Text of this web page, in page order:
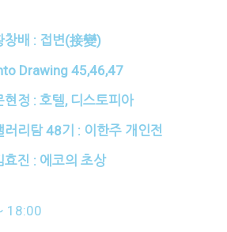
창배 : 접변(接變)
Drawing 45,46,47
현정 : 호텔, 디스토피아
러리탐 48기 : 이한주 개인전
효진 : 에코의 초상
18:00